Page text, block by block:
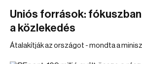
Uniós források:
a közlekedés
Átalakítják az országot - mondta a